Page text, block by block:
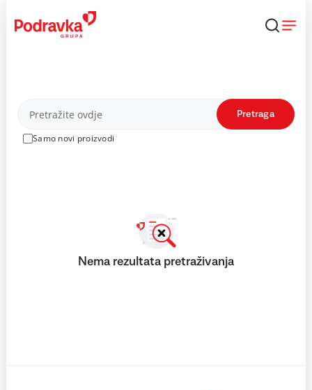
content
Proizvodi
Samo novi proizvodi
Pretraga
Nema rezultata pretraživanja